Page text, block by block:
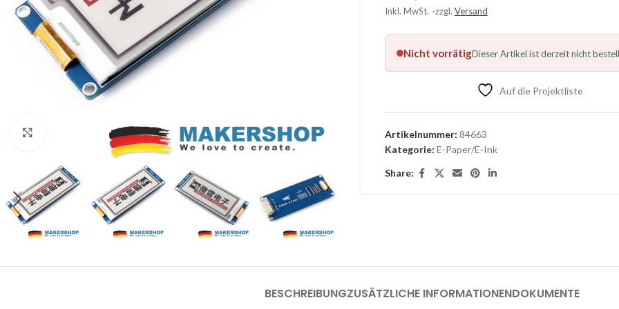
Click to enlarge
Inkl. MwSt. zzgl. Versand
Nicht vorrätigDieser Artikel ist derzeit nicht
Auf die Projektliste
Artikelnummer: 84663
Kategorie: E-Paper/E-Ink
Share:
BESCHREIBUNGZUSÄTZLICHE INFORMATIONENDOKUMENTE